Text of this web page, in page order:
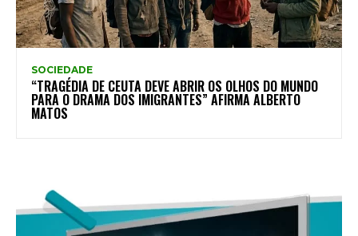
SOCIEDADE
“TRAGÉDIA DE CEUTA DEVE ABRIR OS OLHOS DO MUNDO
PARA O DRAMA DOS IMIGRANTES” AFIRMA ALBERTO
MATOS